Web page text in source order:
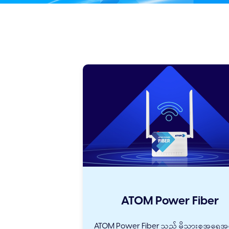
ATOM Power Fiber
ATOM Power Fiber သည် မိသားစုအရ